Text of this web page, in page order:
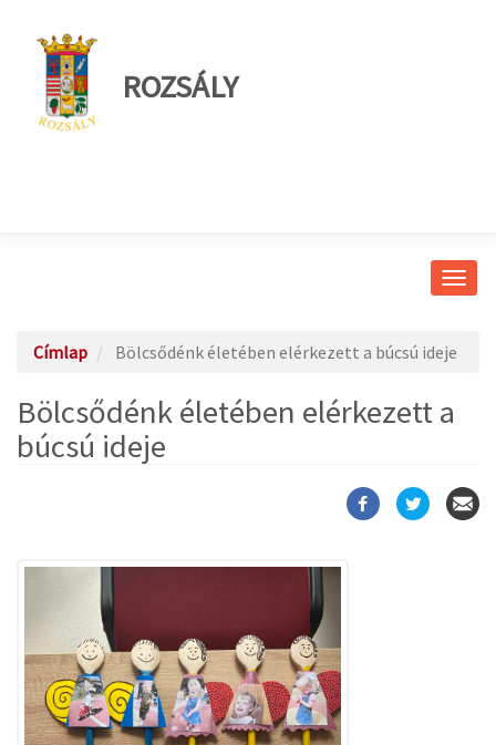
ROZSÁLY
Címlap Bölcsődénk életében elérkezett a búcsú ideje
Bölcsődénk életében elérkezett a
búcsú ideje